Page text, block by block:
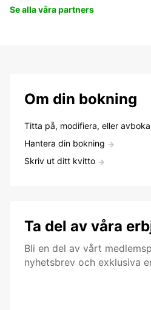
Se alla våra partners
Om din bokning
Titta på, modifiera, eller avboka
Hantera din bokning
Skriv ut ditt kvitto
Ta del av våra
Bli en del av vårt
nyhetsbrev och exklusiva